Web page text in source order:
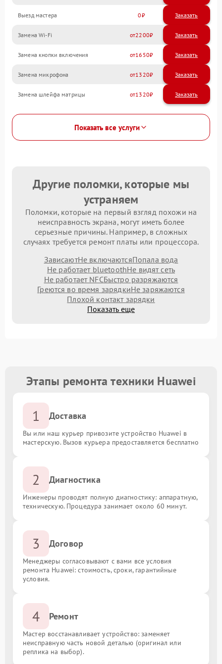
Выезд мастера 0 Заказать
Замена Wi-Fi 2200
Замена кнопки включения 1650
Замена микрофона 1320
Замена шлейфа матрицы 1320
Показать все услуги
Другие поломки, которые мы
устраняем
Поломки, которые на первый взгляд похожи на
неисправность экрана, могут иметь более
серьезные причины. Например, в сложных
случаях требуется ремонт платы или процессора.
ЗависаютНе включаютсяПопала вода
Не работает bluetoothНе видят сеть
Не работает NFCБыстро разряжаются
Греются во время зарядкиНе заряжаются
Плохой контакт зарядки
Показать еще
Этапы ремонта техники Huawei
1 Доставка
Вы или наш курьер привозите устройство Huawei в
мастерскую. Вызов курьера предоставляется бесплатно
2 Диагностика
Инженеры проводят полную диагностику: аппаратную,
техническую. Процедура занимает около 60 минут.
3 Договор
Менеджеры согласовывают с вами все условия
ремонта Huawei: стоимость, сроки, гарантийные
условия.
4 Ремонт
Мастер восстанавливает устройство: заменяет
неисправную часть новой деталью (оригинал или
реплика на выбор).